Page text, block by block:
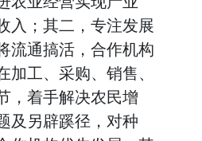
入；其二，专注发展
流通搞活，合作机构
工、采购、销售、
，着手解决农民增
及另辟蹊径，对种